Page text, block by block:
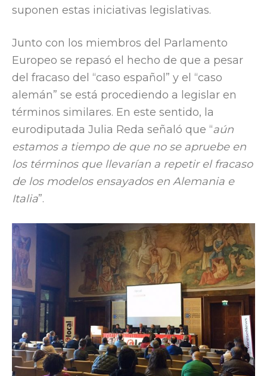
suponen estas iniciativas legislativas.
Junto con los miembros del Parlamento
Europeo se repasó el hecho de que a pesar
del fracaso del “caso español” y el “caso
alemán” se está procediendo a legislar en
términos similares. En este sentido, la
eurodiputada Julia Reda señaló que “aún
estamos a tiempo de que no se apruebe en
los términos que llevarían a repetir el fracaso
de los modelos ensayados en Alemania e
Italia”.